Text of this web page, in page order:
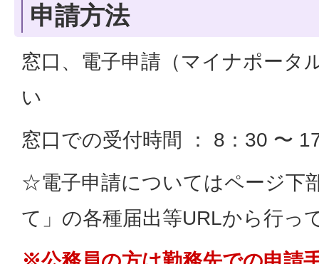
申請方法
窓口、電子申請（マイナポータ
い
窓口での受付時間 ： 8：30 〜
☆電子申請についてはページ下
て」の各種届出等URLから行っ